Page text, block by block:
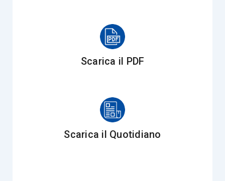
riassunzione o prosecuzione del processo,
evidenziando però che dall’analisi della
processo interrotto della citata conoscenza
I Giudici, infatti, nel corso del tempo hanno
Scarica il PDF
Scarica il Quotidiano